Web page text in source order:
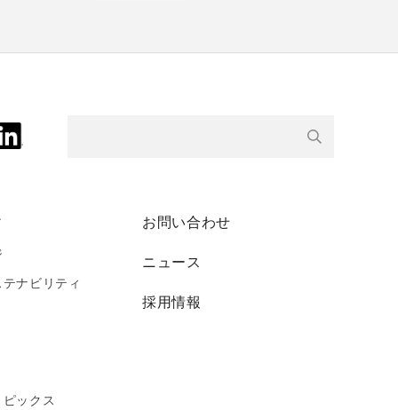
ナビリティ
ックス
お問い合わせ
ニュース
採用情報